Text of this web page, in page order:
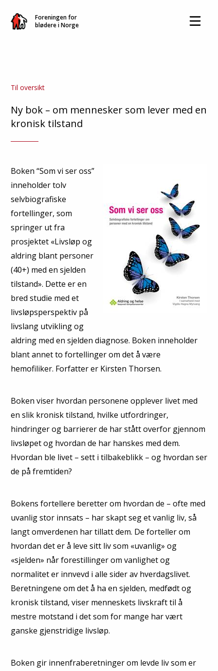
Foreningen for
blødere i Norge
Til oversikt
Ny bok – om mennesker som lever med en
kronisk tilstand
Boken “Som vi ser oss”
inneholder tolv
selvbiografiske
fortellinger, som
springer ut fra
prosjektet «Livsløp og
aldring blant personer
(40+) med en sjelden
tilstand». Dette er en
bred studie med et
livsløpsper­spektiv på
livslang utvikling og
aldring med en sjelden diagnose. Boken inneholder
blant annet to fortellinger om det å være
hemofiliker. Forfatter er Kirsten Thorsen.
Boken viser hvordan personene opplever livet med
en slik kronisk tilstand, hvilke utfordringer,
hindringer og barrierer de har stått overfor gjennom
livsløpet og hvordan de har hanskes med dem.
Hvordan ble livet – sett i tilbakeblikk – og hvordan ser
de på fremtiden?
Bokens fortellere beretter om hvordan de – ofte med
uvanlig stor inn­sats – har skapt seg et vanlig liv, så
langt omverdenen har tillatt dem. De forteller om
hvordan det er å leve sitt liv som «uvanlig» og
«sjelden» når forestillinger om vanlighet og
normalitet er innvevd i alle sider av hver­dagslivet.
Beretningene om det å ha en sjelden, medfødt og
kronisk til­stand, viser menneskets livskraft til å
mestre motstand i det som for mange har vært
ganske gjenstridige livsløp.
Boken gir innenfraberetninger om levde liv som er